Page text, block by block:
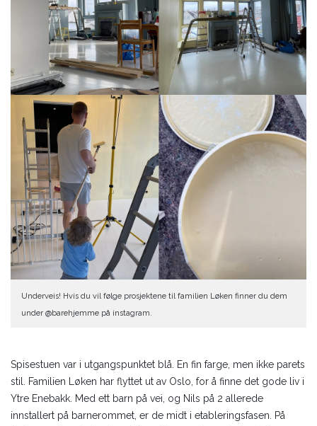
Underveis! Hvis du vil følge prosjektene til familien Løken finner du dem
under @barehjemme på instagram.
Spisestuen var i utgangspunktet blå. En fin farge, men ikke parets
stil. Familien Løken har flyttet ut av Oslo, for å finne det gode liv i
Ytre Enebakk. Med ett barn på vei, og Nils på 2 allerede
innstallert på barnerommet, er de midt i etableringsfasen. På